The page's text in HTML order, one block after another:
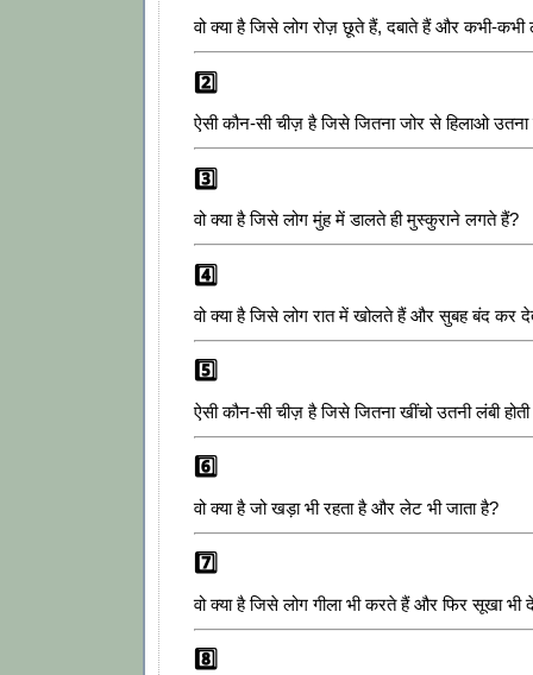
वो क्या है जिसे लोग रोज़ छूते हैं, दबाते हैं और कभी-
2️⃣
ऐसी कौन-सी चीज़ है जिसे जितना जोर से हिलाओ उतना
3️⃣
वो क्या है जिसे लोग मुंह में डालते ही मुस्कुराने लगते हैं?
4️⃣
वो क्या है जिसे लोग रात में खोलते हैं और सुबह बंद कर
5️⃣
ऐसी कौन-सी चीज़ है जिसे जितना खींचो उतनी लंबी होती
6️⃣
वो क्या है जो खड़ा भी रहता है और लेट भी जाता है?
7️⃣
वो क्या है जिसे लोग गीला भी करते हैं और फिर सूखा भी
8️⃣